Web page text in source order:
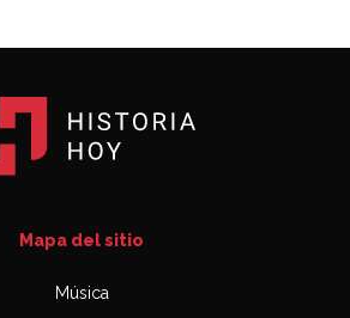
Mapa del sitio
Música